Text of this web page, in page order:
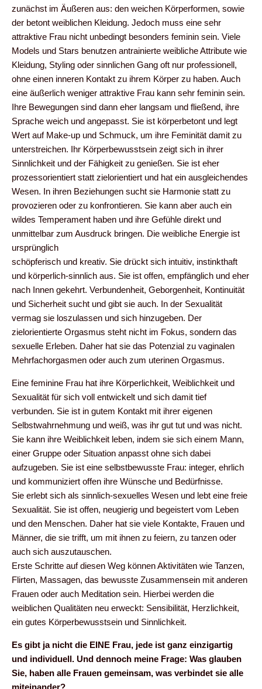
zunächst im Äußeren aus: den weichen Körperformen, sowie
der betont weiblichen Kleidung. Jedoch muss eine sehr
attraktive Frau nicht unbedingt besonders feminin sein. Viele
Models und Stars benutzen antrainierte weibliche Attribute wie
Kleidung, Styling oder sinnlichen Gang oft nur professionell,
ohne einen inneren Kontakt zu ihrem Körper zu haben. Auch
eine äußerlich weniger attraktive Frau kann sehr feminin sein.
Ihre Bewegungen sind dann eher langsam und fließend, ihre
Sprache weich und angepasst. Sie ist körperbetont und legt
Wert auf Make-up und Schmuck, um ihre Feminität damit zu
unterstreichen. Ihr Körperbewusstsein zeigt sich in ihrer
Sinnlichkeit und der Fähigkeit zu genießen. Sie ist eher
prozessorientiert statt zielorientiert und hat ein ausgleichendes
Wesen. In ihren Beziehungen sucht sie Harmonie statt zu
provozieren oder zu konfrontieren. Sie kann aber auch ein
wildes Temperament haben und ihre Gefühle direkt und
unmittelbar zum Ausdruck bringen. Die weibliche Energie ist
ursprünglich
schöpferisch und kreativ. Sie drückt sich intuitiv, instinkthaft
und körperlich-sinnlich aus. Sie ist offen, empfänglich und eher
nach Innen gekehrt. Verbundenheit, Geborgenheit, Kontinuität
und Sicherheit sucht und gibt sie auch. In der Sexualität
vermag sie loszulassen und sich hinzugeben. Der
zielorientierte Orgasmus steht nicht im Fokus, sondern das
sexuelle Erleben. Daher hat sie das Potenzial zu vaginalen
Mehrfachorgasmen oder auch zum uterinen Orgasmus.
Eine feminine Frau hat ihre Körperlichkeit, Weiblichkeit und
Sexualität für sich voll entwickelt und sich damit tief
verbunden. Sie ist in gutem Kontakt mit ihrer eigenen
Selbstwahrnehmung und weiß, was ihr gut tut und was nicht.
Sie kann ihre Weiblichkeit leben, indem sie sich einem Mann,
einer Gruppe oder Situation anpasst ohne sich dabei
aufzugeben. Sie ist eine selbstbewusste Frau: integer, ehrlich
und kommuniziert offen ihre Wünsche und Bedürfnisse.
Sie erlebt sich als sinnlich-sexuelles Wesen und lebt eine freie
Sexualität. Sie ist offen, neugierig und begeistert vom Leben
und den Menschen. Daher hat sie viele Kontakte, Frauen und
Männer, die sie trifft, um mit ihnen zu feiern, zu tanzen oder
auch sich auszutauschen.
Erste Schritte auf diesen Weg können Aktivitäten wie Tanzen,
Flirten, Massagen, das bewusste Zusammensein mit anderen
Frauen oder auch Meditation sein. Hierbei werden die
weiblichen Qualitäten neu erweckt: Sensibilität, Herzlichkeit,
ein gutes Körperbewusstsein und Sinnlichkeit.
Es gibt ja nicht die EINE Frau, jede ist ganz einzigartig
und individuell. Und dennoch meine Frage: Was glauben
Sie, haben alle Frauen gemeinsam, was verbindet sie alle
miteinander?